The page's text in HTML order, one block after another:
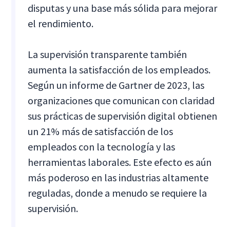
disputas y una base más sólida para mejorar
el rendimiento.
La supervisión transparente también
aumenta la satisfacción de los empleados.
Según un informe de Gartner de 2023, las
organizaciones que comunican con claridad
sus prácticas de supervisión digital obtienen
un 21% más de satisfacción de los
empleados con la tecnología y las
herramientas laborales. Este efecto es aún
más poderoso en las industrias altamente
reguladas, donde a menudo se requiere la
supervisión.